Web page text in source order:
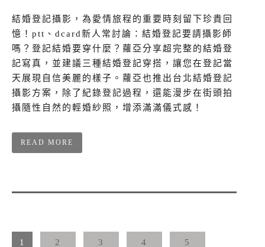
結婚登記攝影，為愛情旅程的重要時刻留下珍貴回
憶！ptt、dcard新人常討論：結婚登記要請攝影師
嗎？登記結婚要穿什麼？蘿亞分享超完整的結婚登
記寫真，並建議三種結婚登記穿搭，讓您在登記當
天展現自信美麗的樣子。蘿亞也推出台北結婚登記
攝影方案，除了紀錄登記過程，還能漫步在街頭拍
攝隨性自然的輕婚紗照，增添滿滿儀式感！
READ MORE
1 2 3 4 5